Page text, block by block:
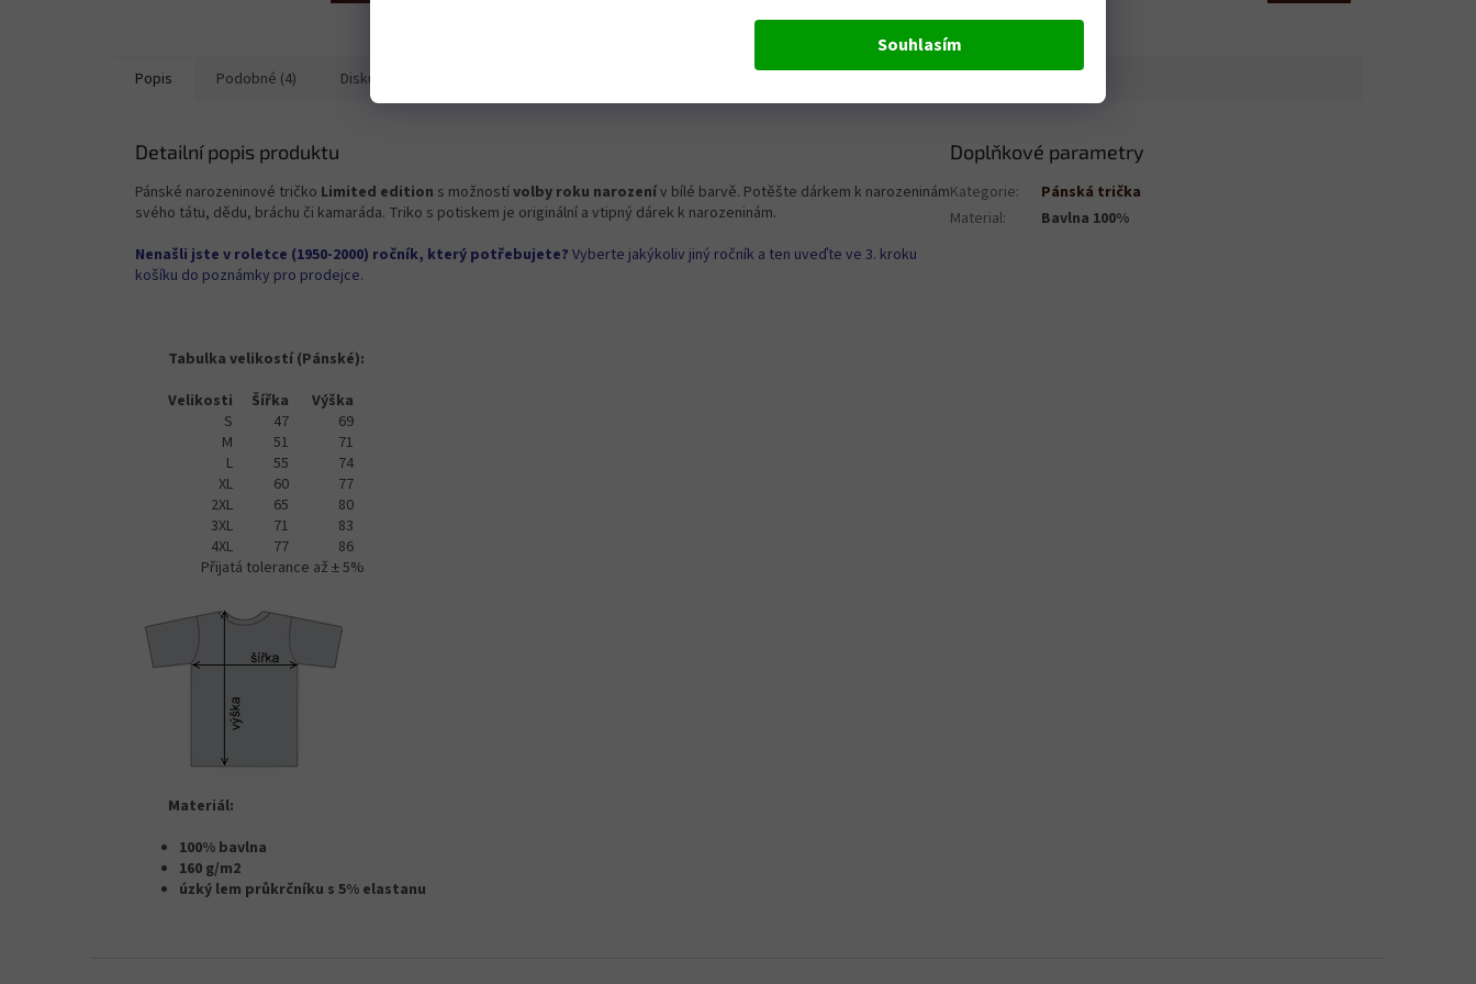
Souhlasím
Popis Podobné (4) Diskuze
Detailní popis produktu
Pánské narozeninové tričko Limited edition s možnostívolby roku narozenív bílé barvě. Potěšte dárkem k narozeninám
svého tátu, dědu, bráchu či kamaráda. Triko s potiskem je originální a vtipný dárek k narozeninám.
Nenašli jste v roletce (1950-2000) ročník, který potřebujete? Vyberte jakýkoliv jiný ročník a ten uveďte ve 3. kroku
košíku do poznámky pro prodejce.
Tabulka velikostí (Pánské):
Velikosti
Šířka
Výška
S
47
69
M
51
71
L
55
74
XL
60
77
2XL
65
80
3XL
71
83
4XL
77
86
Přijatá tolerance až ± 5%
Materiál:
100% bavlna
160 g/m2
úzký lem průkrčníku s 5% elastanu
Doplňkové parametry
Kategorie:
Pánská trička
Material: Bavlna 100%